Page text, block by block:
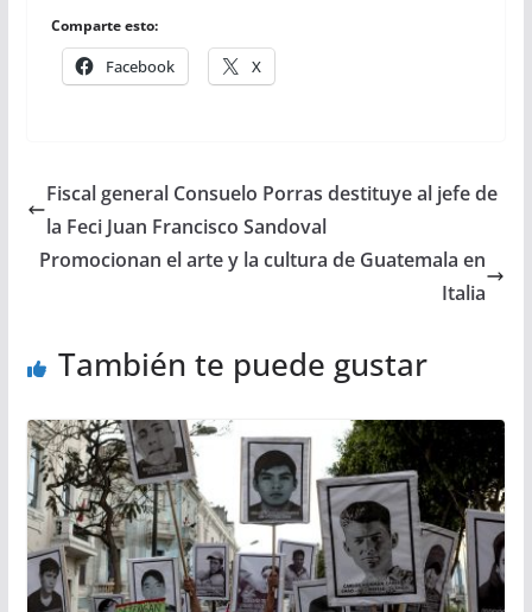
Comparte esto:
Facebook X
Fiscal general Consuelo Porras destituye al jefe de
la Feci Juan Francisco Sandoval
Promocionan el arte y la cultura de Guatemala en
Italia
También te puede gustar